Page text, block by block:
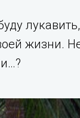
жизни.